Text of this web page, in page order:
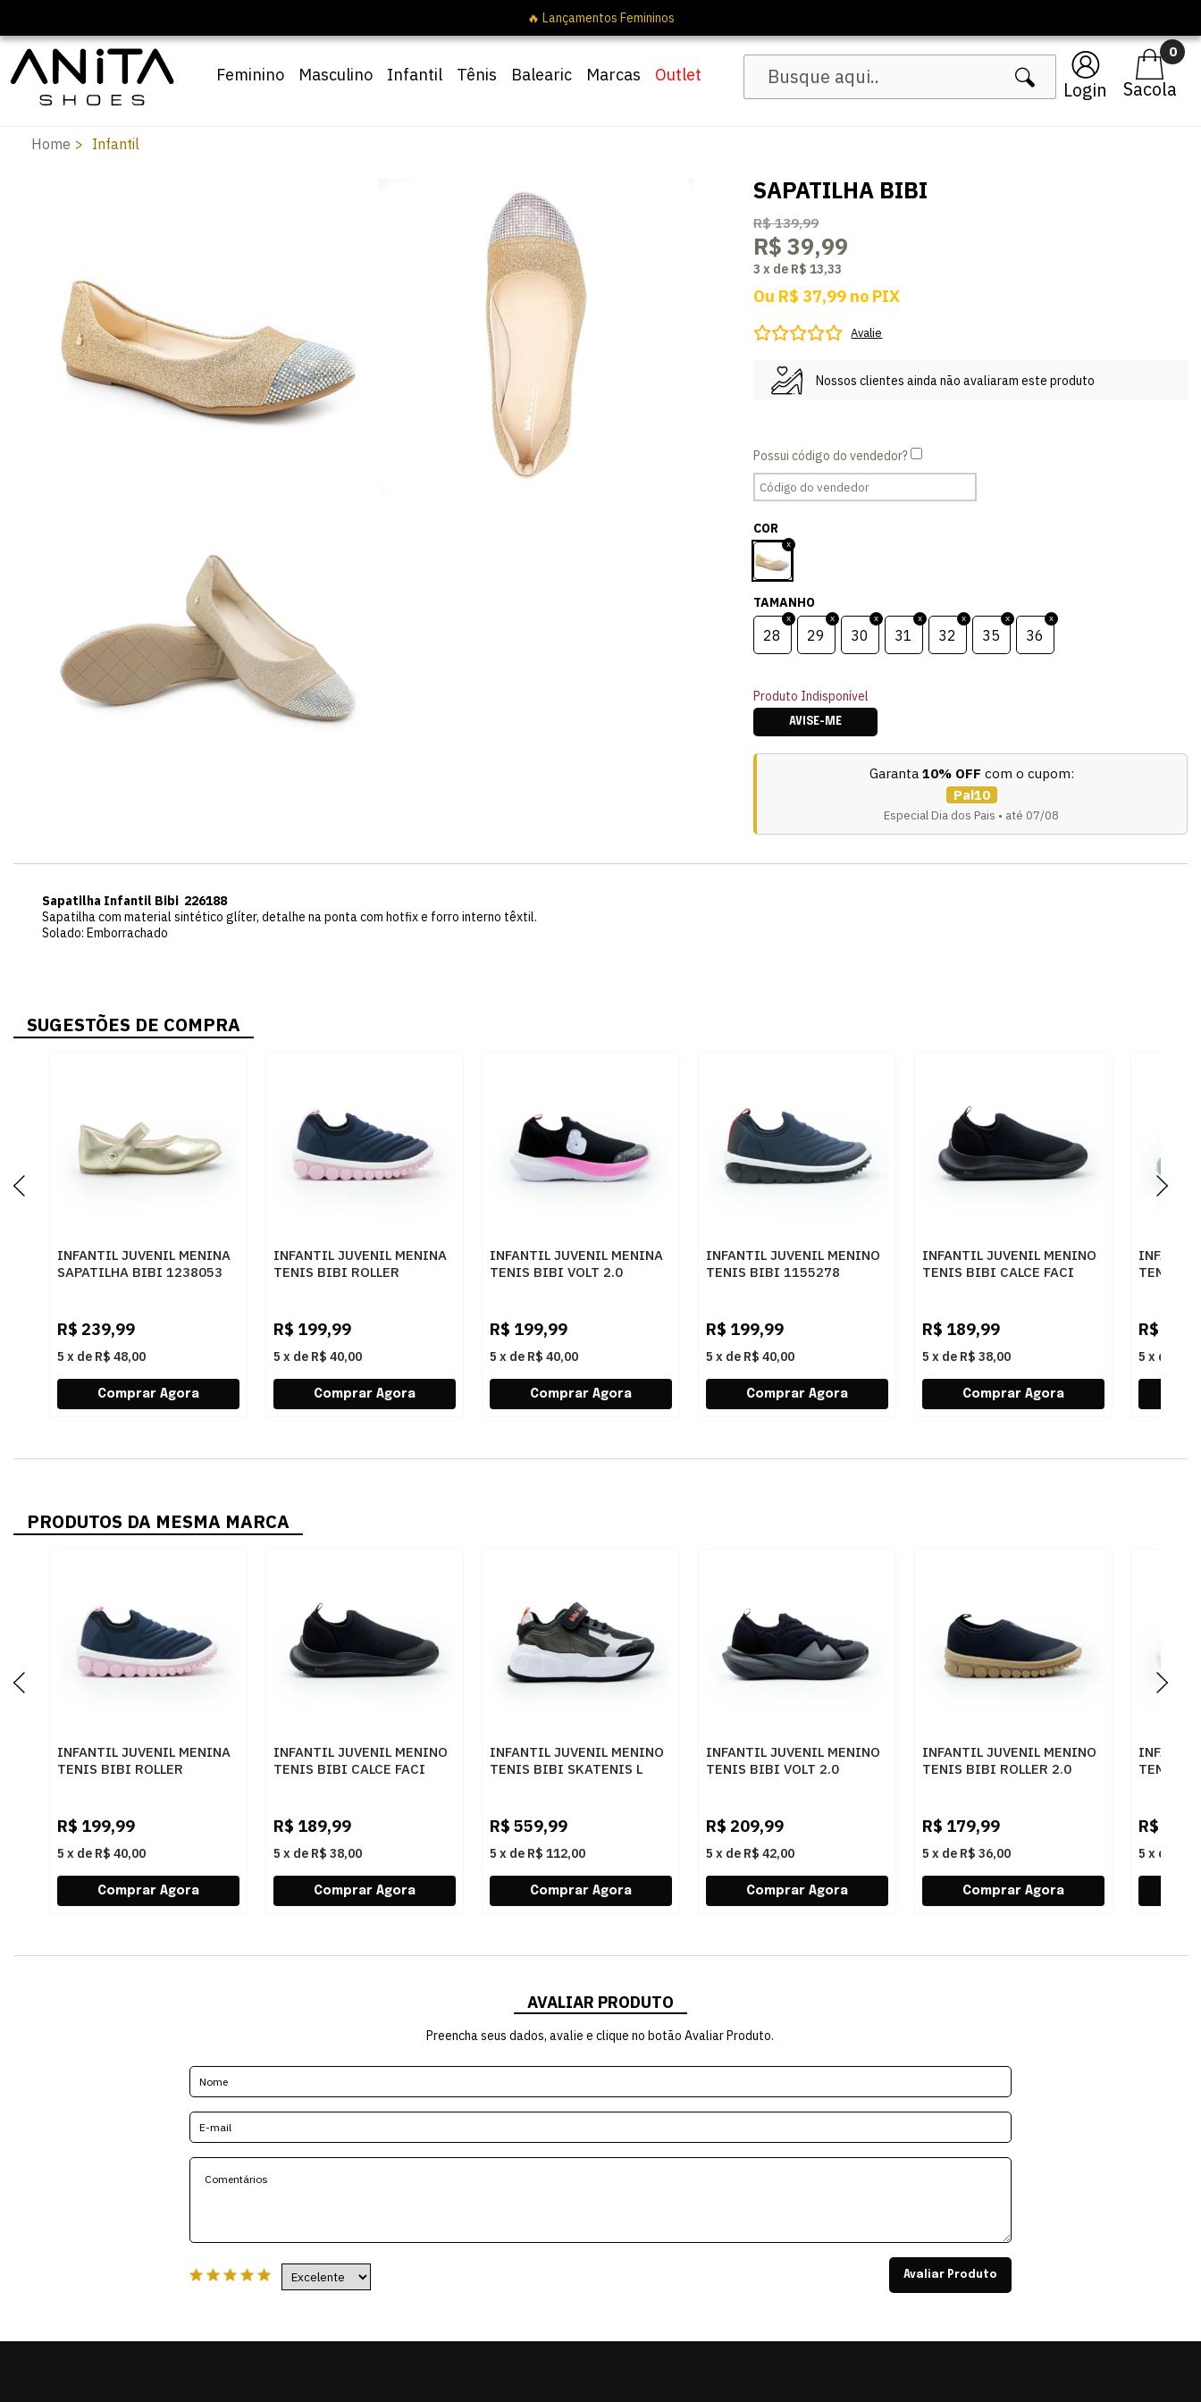
Login
0
Feminino Masculino Infantil Tênis Balearic Marcas Outlet
Home Infantil
SAPATILHA BIBI
R$ 139,99
R$ 39,99
3 x de R$ 13,33
Ou R$ 37,99 no PIX
Avalie
Nossos clientes ainda não avaliaram este produto
COR
TAMANHO
28 29 30 31 32 35 36
Produto Indisponível
AVISE-ME
Garanta 10% OFF com o cupom:
Pai10
Especial Dia dos Pais • até 07/08
Sapatilha Infantil Bibi 226188
Sapatilha com material sintético glíter, detalhe na ponta com hotfix e forro interno têxtil.
Solado: Emborrachado
SUGESTÕES DE COMPRA
INFANTIL JUVENIL MENINA
SAPATILHA BIBI 1238053
R$ 239,99
5 x de R$ 48,00
INFANTIL JUVENIL MENINA
TENIS BIBI ROLLER
R$ 199,99
5 x de R$ 40,00
INFANTIL JUVENIL MENINA
TENIS BIBI VOLT 2.0
R$ 199,99
5 x de R$ 40,00
INFANTIL JUVENIL MENINO
TENIS BIBI 1155278
R$ 199,99
5 x de R$ 40,00
INFANTIL JUVENIL MENINO
TENIS BIBI CALCE FACI
R$ 189,99
5 x de R$ 38,00
TENIS
R$
5 x de
PRODUTOS DA MESMA MARCA
INFANTIL JUVENIL MENINA
TENIS BIBI ROLLER
R$ 199,99
5 x de R$ 40,00
INFANTIL JUVENIL MENINO
TENIS BIBI CALCE FACI
R$ 189,99
5 x de R$ 38,00
INFANTIL JUVENIL MENINO
TENIS BIBI SKATENIS L
R$ 559,99
5 x de R$ 112,00
INFANTIL JUVENIL MENINO
TENIS BIBI VOLT 2.0
R$ 209,99
5 x de R$ 42,00
INFANTIL JUVENIL MENINO
TENIS BIBI ROLLER 2.0
R$ 179,99
5 x de R$ 36,00
TENIS
R$
5 x de
AVALIAR PRODUTO
Preencha seus dados, avalie e clique no botão Avaliar Produto.
Avaliar Produto